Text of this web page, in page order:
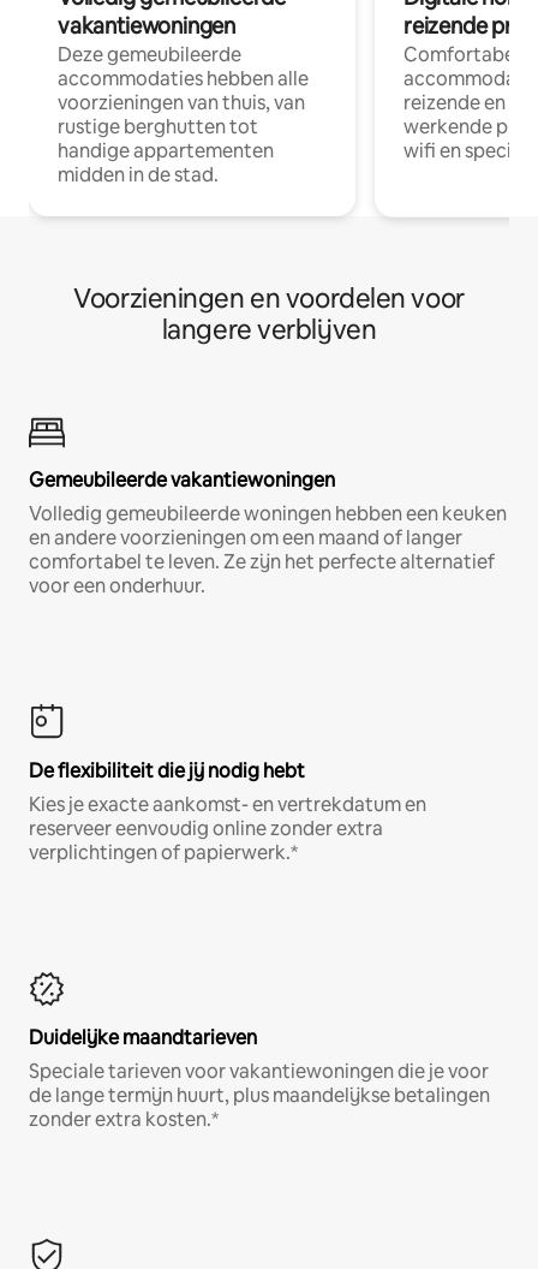
vakantiewoningen
Deze gemeubileerde
accommodaties hebben alle
voorzieningen van thuis, van
rustige berghutten tot
handige appartementen
midden in de stad.
reizende
Comfortabele
reizende en
werkende
wifi en
Voorzieningen en voordelen voor
langere verblijven
Gemeubileerde vakantiewoningen
Volledig gemeubileerde woningen hebben een keuken
en andere voorzieningen om een maand of langer
comfortabel te leven. Ze zijn het perfecte alternatief
voor een onderhuur.
De flexibiliteit die jij nodig hebt
Kies je exacte aankomst- en vertrekdatum en
reserveer eenvoudig online zonder extra
verplichtingen of papierwerk.*
Duidelijke maandtarieven
Speciale tarieven voor vakantiewoningen die je voor
de lange termijn huurt, plus maandelijkse betalingen
zonder extra kosten.*